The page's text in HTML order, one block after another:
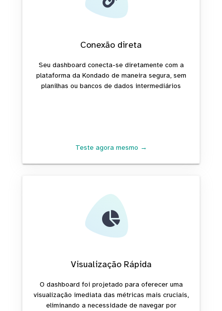
Conexão direta
Seu dashboard conecta-se diretamente com a
plataforma da Kondado de maneira segura, sem
planilhas ou bancos de dados intermediários
Teste agora mesmo →
Visualização Rápida
O dashboard foi projetado para oferecer uma
visualização imediata das métricas mais cruciais,
eliminando a necessidade de navegar por